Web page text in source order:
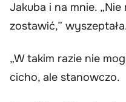
Jakuba i na mnie.
zostawić,”
„W takim razie nie
cicho, ale stanowczo.